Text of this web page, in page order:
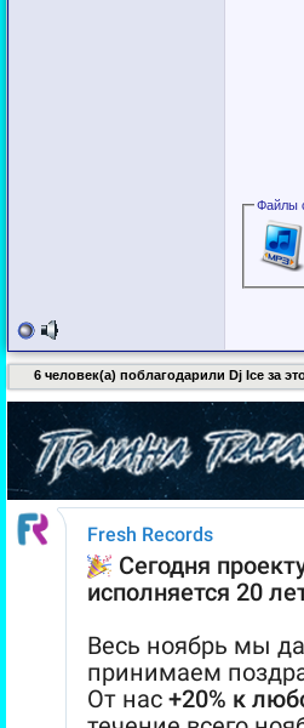
6 человек(а) поблагодарили Dj Ice за